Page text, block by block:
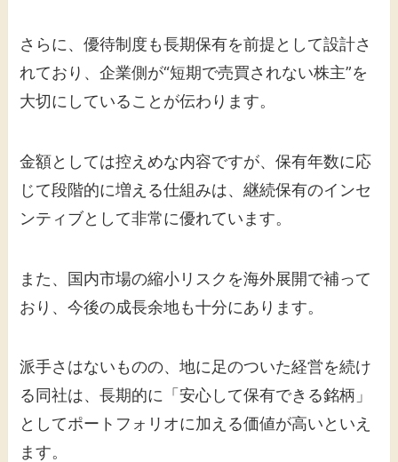
さらに、優待制度も長期保有を前提として設計さ
れており、企業側が“短期で売買されない株主”を
大切にしていることが伝わります。
金額としては控えめな内容ですが、保有年数に応
じて段階的に増える仕組みは、継続保有のインセ
ンティブとして非常に優れています。
また、国内市場の縮小リスクを海外展開で補って
おり、今後の成長余地も十分にあります。
派手さはないものの、地に足のついた経営を続け
る同社は、長期的に「安心して保有できる銘柄」
としてポートフォリオに加える価値が高いといえ
ます。